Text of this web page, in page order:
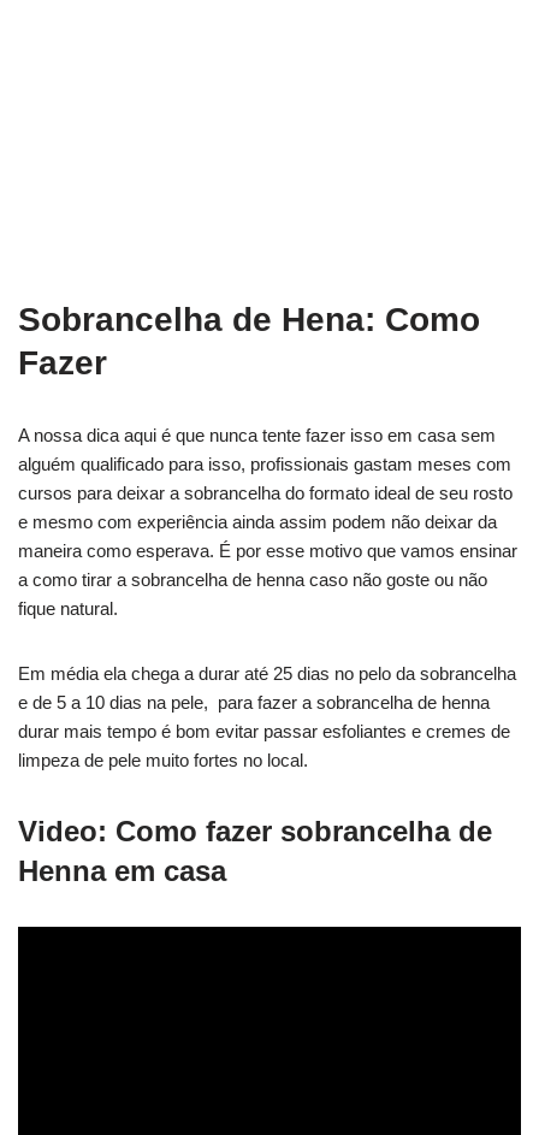
Sobrancelha de Hena: Como
Fazer
A nossa dica aqui é que nunca tente fazer isso em casa sem
alguém qualificado para isso, profissionais gastam meses com
cursos para deixar a sobrancelha do formato ideal de seu rosto
e mesmo com experiência ainda assim podem não deixar da
maneira como esperava. É por esse motivo que vamos ensinar
a como tirar a sobrancelha de henna caso não goste ou não
fique natural.
Em média ela chega a durar até 25 dias no pelo da sobrancelha
e de 5 a 10 dias na pele, para fazer a sobrancelha de henna
durar mais tempo é bom evitar passar esfoliantes e cremes de
limpeza de pele muito fortes no local.
Video: Como fazer sobrancelha de
Henna em casa